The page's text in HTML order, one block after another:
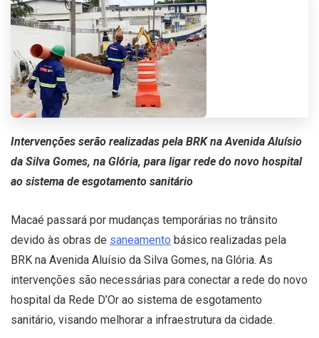
Intervenções serão realizadas pela BRK na Avenida Aluísio
da Silva Gomes, na Glória, para ligar rede do novo hospital
ao sistema de esgotamento sanitário
Macaé passará por mudanças temporárias no trânsito
devido às obras de saneamento básico realizadas pela
BRK na Avenida Aluísio da Silva Gomes, na Glória. As
intervenções são necessárias para conectar a rede do novo
hospital da Rede D’Or ao sistema de esgotamento
sanitário, visando melhorar a infraestrutura da cidade.